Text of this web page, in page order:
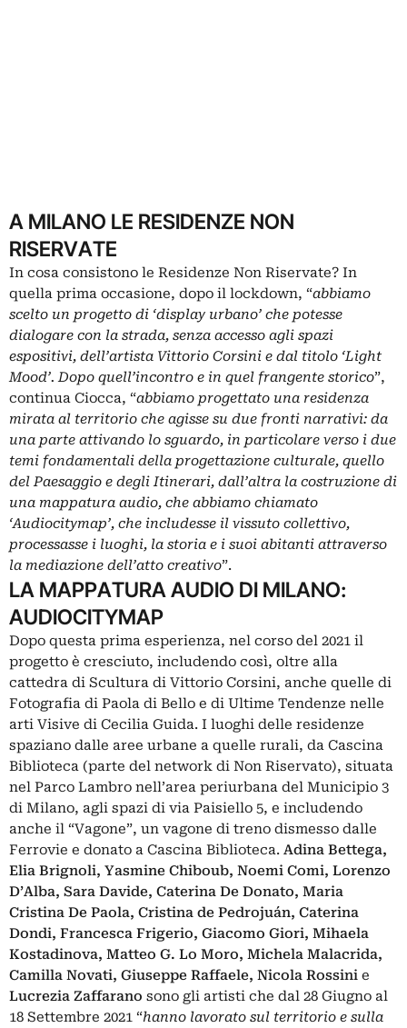
A MILANO LE RESIDENZE NON
RISERVATE
In cosa consistono le Residenze Non Riservate? In
quella prima occasione, dopo il lockdown, “abbiamo
scelto un progetto di ‘display urbano’ che potesse
dialogare con la strada, senza accesso agli spazi
espositivi, dell’artista Vittorio Corsini e dal titolo ‘Light
Mood’. Dopo quell’incontro e in quel frangente storico”,
continua Ciocca, “abbiamo progettato una residenza
mirata al territorio che agisse su due fronti narrativi: da
una parte attivando lo sguardo, in particolare verso i due
temi fondamentali della progettazione culturale, quello
del Paesaggio e degli Itinerari, dall’altra la costruzione di
una mappatura audio, che abbiamo chiamato
‘Audiocitymap’, che includesse il vissuto collettivo,
processasse i luoghi, la storia e i suoi abitanti attraverso
la mediazione dell’atto creativo”.
LA MAPPATURA AUDIO DI MILANO:
AUDIOCITYMAP
Dopo questa prima esperienza, nel corso del 2021 il
progetto è cresciuto, includendo così, oltre alla
cattedra di Scultura di Vittorio Corsini, anche quelle di
Fotografia di Paola di Bello e di Ultime Tendenze nelle
arti Visive di Cecilia Guida. I luoghi delle residenze
spaziano dalle aree urbane a quelle rurali, da Cascina
Biblioteca (parte del network di Non Riservato), situata
nel Parco Lambro nell’area periurbana del Municipio 3
di Milano, agli spazi di via Paisiello 5, e includendo
anche il “Vagone”, un vagone di treno dismesso dalle
Ferrovie e donato a Cascina Biblioteca. Adina Bettega,
Elia Brignoli, Yasmine Chiboub, Noemi Comi, Lorenzo
D’Alba, Sara Davide, Caterina De Donato, Maria
Cristina De Paola, Cristina de Pedrojuán, Caterina
Dondi, Francesca Frigerio, Giacomo Giori, Mihaela
Kostadinova, Matteo G. Lo Moro, Michela Malacrida,
Camilla Novati, Giuseppe Raffaele, Nicola Rossini e
Lucrezia Zaffarano sono gli artisti che dal 28 Giugno al
18 Settembre 2021 “hanno lavorato sul territorio e sulla